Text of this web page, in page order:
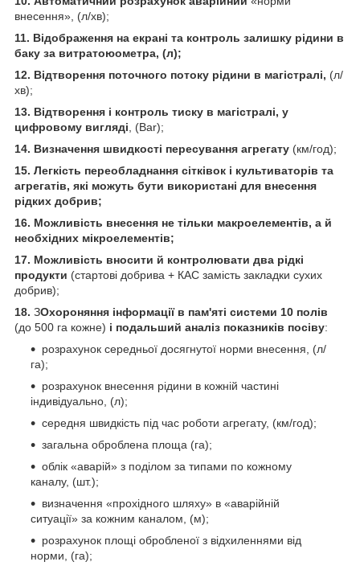
внесення», (л/хв);
11. Відображення на екрані та контроль залишку рідини в
баку за витратоюометра, (л);
12. Відтворення поточного потоку рідини в магістралі, (л/
хв);
13. Відтворення і контроль тиску в магістралі, у
цифровому вигляді , (Bar);
14. Визначення швидкості пересування агрегату (км/год);
15. Легкість переобладнання сітківок і культиваторів та
агрегатів, які можуть бути використані для внесення
рідких добрив;
16. Можливість внесення не тільки макроелементів, а й
необхідних мікроелементів;
17. Можливість вносити й контролювати два рідкі
продукти (стартові добрива + КАС замість закладки сухих
добрив);
18. ЗОхороняння інформації в пам'яті системи 10 полів
(до 500 га кожне) і подальший аналіз показників посіву:
розрахунок середньої досягнутої норми внесення, (л/
га);
розрахунок внесення рідини в кожній частині
індивідуально, (л);
середня швидкість під час роботи агрегату, (км/год);
загальна оброблена площа (га);
облік «аварій» з поділом за типами по кожному
каналу, (шт.);
визначення «прохідного шляху» в «аварійній
ситуації» за кожним каналом, (м);
розрахунок площі обробленої з відхиленнями від
норми, (га);